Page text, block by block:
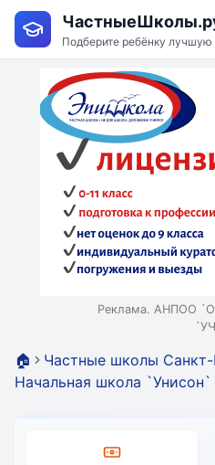
Подберите ребёнку лучшую
Реклама. АНПОО
🏠
Частные школы Санкт-
Начальная школа `Унисон`